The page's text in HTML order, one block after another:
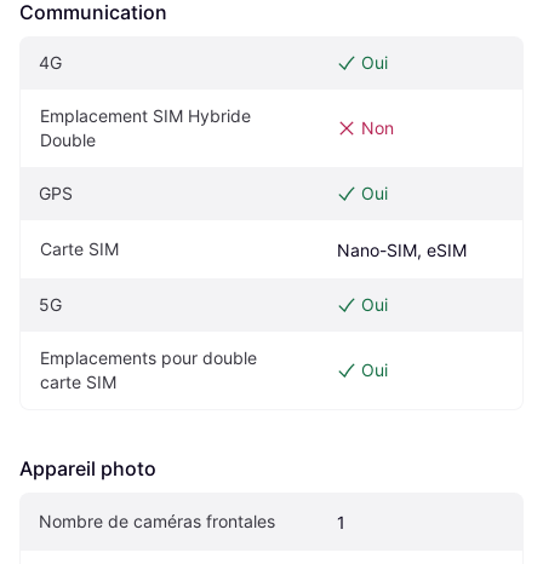
Communication
4G Oui
Emplacement SIM Hybride
Double
Non
GPS Oui
Carte SIM Nano-SIM, eSIM
5G Oui
Emplacements pour double
carte SIM
Oui
Appareil photo
Nombre de caméras frontales 1